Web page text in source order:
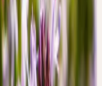
— comme une
correspond à la
de chaleur affective
des voies
pour pénétrer